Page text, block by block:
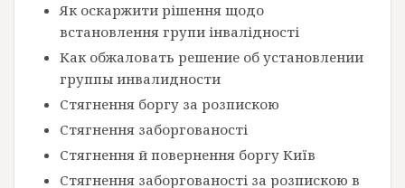
Як оскаржити рішення щодо
встановлення групи інвалідності
Как обжаловать решение об установлении
группы инвалидности
Стягнення боргу за розпискою
Стягнення заборгованості
Стягнення й повернення боргу Київ
Стягнення заборгованості за розпискою в